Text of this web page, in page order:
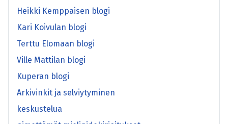
Heikki Kemppaisen blogi
Kari Koivulan blogi
Terttu Elomaan blogi
Ville Mattilan blogi
Kuperan blogi
Arkivinkit ja selviytyminen
keskustelua